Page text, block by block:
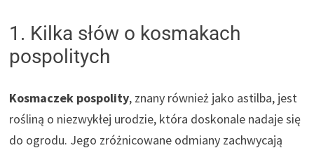
1. Kilka słów o kosmakach
pospolitych
Kosmaczek pospolity, znany również jako astilba, jest
rośliną o niezwykłej urodzie, która doskonale nadaje się
do ogrodu. Jego zróżnicowane odmiany zachwycają